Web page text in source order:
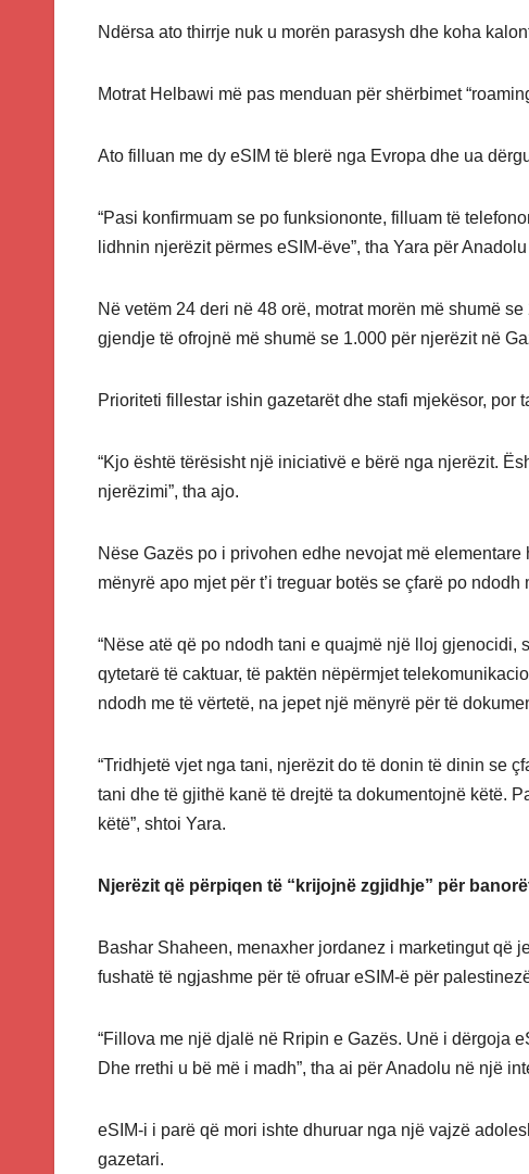
Ndërsa ato thirrje nuk u morën parasysh dhe koha
Motrat Helbawi më pas menduan për shërbimet
Ato filluan me dy eSIM të blerë nga Evropa dhe ua
“Pasi konfirmuam se po funksiononte, filluam të
lidhnin njerëzit përmes eSIM-ëve”, tha Yara për
Në vetëm 24 deri në 48 orë, motrat morën më shumë
gjendje të ofrojnë më shumë se 1.000 për njerëzit në
Prioriteti fillestar ishin gazetarët dhe stafi mjekësor, por
“Kjo është tërësisht një iniciativë e bërë nga njerëzit.
njerëzimi”, tha ajo.
Nëse Gazës po i privohen edhe nevojat më
mënyrë apo mjet për t’i treguar botës se çfarë po ndodh
“Nëse atë që po ndodh tani e quajmë një lloj
qytetarë të caktuar, të paktën nëpërmjet
ndodh me të vërtetë, na jepet një mënyrë për të
“Tridhjetë vjet nga tani, njerëzit do të donin të dinin se
tani dhe të gjithë kanë të drejtë ta dokumentojnë këtë.
këtë”, shtoi Yara.
Njerëzit që përpiqen të “krijojnë zgjidhje” për
Bashar Shaheen, menaxher jordanez i marketingut që
fushatë të ngjashme për të ofruar eSIM-ë për
“Fillova me një djalë në Rripin e Gazës. Unë i dërgoja
Dhe rrethi u bë më i madh”, tha ai për Anadolu në një
eSIM-i i parë që mori ishte dhuruar nga një vajzë
gazetari.